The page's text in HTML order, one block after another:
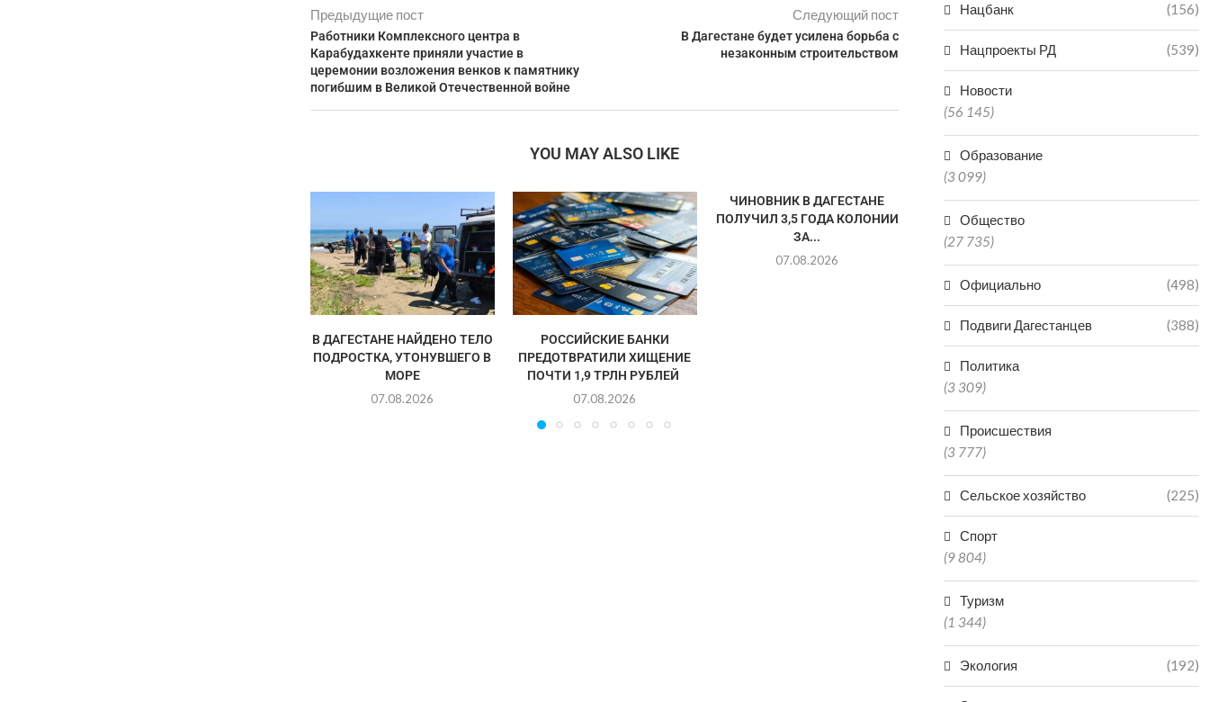
Предыдущие пост
Работники Комплексного центра в
Карабудахкенте приняли участие в
церемонии возложения венков к памятнику
погибшим в Великой Отечественной войне
Следующий пост
В Дагестане будет усилена борьба с
незаконным строительством
YOU MAY ALSO LIKE
В ДАГЕСТАНЕ НАЙДЕНО ТЕЛО
ПОДРОСТКА, УТОНУВШЕГО В
МОРЕ
07.08.2026
РОССИЙСКИЕ БАНКИ
ПРЕДОТВРАТИЛИ ХИЩЕНИЕ
ПОЧТИ 1,9 ТРЛН РУБЛЕЙ
07.08.2026
ЧИНОВНИК В ДАГЕСТАНЕ
ПОЛУЧИЛ 3,5 ГОДА КОЛОНИИ
ЗА...
07.08.2026
ОТЛОВ АГРЕССИВНЫХ...
07.08.2026
Нацбанк (156)
Нацпроекты РД (539)
Новости
(56 145)
Образование
(3 099)
Общество
(27 735)
Официально (498)
Подвиги Дагестанцев (388)
Политика
(3 309)
Происшествия
(3 777)
Сельское хозяйство (225)
Спорт
(9 804)
Туризм
(1 344)
Экология (192)